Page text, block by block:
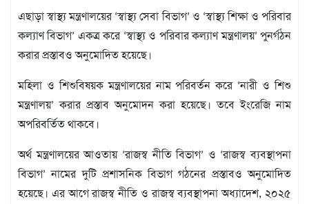
ধর্ম
গনমাধ্যম
বিজ্ঞপ্তি
চাকুরী
আবহাওয়া
এছাড়া স্বাস্থ্য মন্ত্রণালয়ের ‘স্বাস্থ্য সেবা বিভাগ’ ও ‘স্বাস্থ্য শিক্ষা ও পরিবার
কল্যাণ বিভাগ’ একত্র করে ‘স্বাস্থ্য ও পরিবার কল্যাণ মন্ত্রণালয়’ পুনর্গঠন
করার প্রস্তাবও অনুমোদিত হয়েছে।
মহিলা ও শিশুবিষয়ক মন্ত্রণালয়ের নাম পরিবর্তন করে ‘নারী ও শিশু
মন্ত্রণালয়’ করার প্রস্তাব অনুমোদন করা হয়েছে। তবে ইংরেজি নাম
অপরিবর্তিত থাকবে।
অর্থ মন্ত্রণালয়ের আওতায় ‘রাজস্ব নীতি বিভাগ’ ও ‘রাজস্ব ব্যবস্থাপনা
বিভাগ’ নামের দুটি প্রশাসনিক বিভাগ গঠনের প্রস্তাবও অনুমোদিত
হয়েছে। এর আগে রাজস্ব নীতি ও রাজস্ব ব্যবস্থাপনা অধ্যাদেশ, ২০২৫